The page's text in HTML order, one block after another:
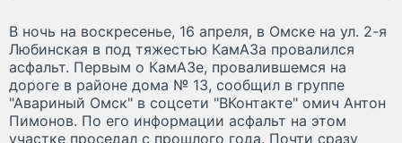
В ночь на воскресенье, 16 апреля, в Омске на ул. 2-я
Любинская в под тяжестью КамАЗа провалился
асфальт. Первым о КамАЗе, провалившемся на
дороге в районе дома № 13, сообщил в группе
"Авариный Омск" в соцсети "ВКонтакте" омич Антон
Пимонов. По его информации асфальт на этом
участке проседал с прошлого года. Почти сразу